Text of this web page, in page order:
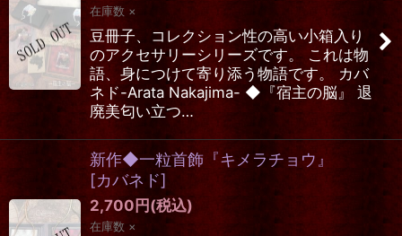
並び順
絞り込む
在庫数 ×
豆冊子、コレクション性の高い小箱入り
のアクセサリーシリーズです。 これは物
語、身につけて寄り添う物語です。 カバ
ネド-Arata Nakajima- ◆『宿主の脳』 退
廃美匂い立つ…
新作◆一粒首飾『キメラチョウ』
[カバネド]
2,700 円 (税込)
在庫数 ×